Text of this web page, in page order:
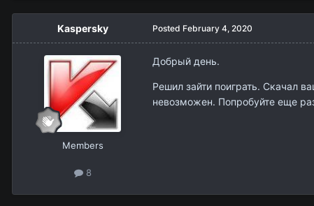
Kaspersky
Members
8
Posted February 4, 2020
Добрый день.
Решил зайти поиграть. Скачал
невозможен. Попробуйте еще